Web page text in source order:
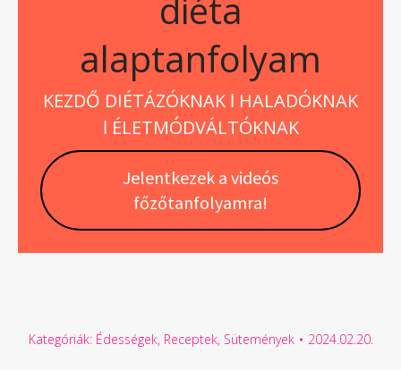
diéta
alaptanfolyam
KEZDŐ DIÉTÁZÓKNAK ǀ HALADÓKNAK
ǀ ÉLETMÓDVÁLTÓKNAK
Jelentkezek a videós
főzőtanfolyamra!
Kategóriák: Édességek, Receptek, Sütemények 2024.02.20.